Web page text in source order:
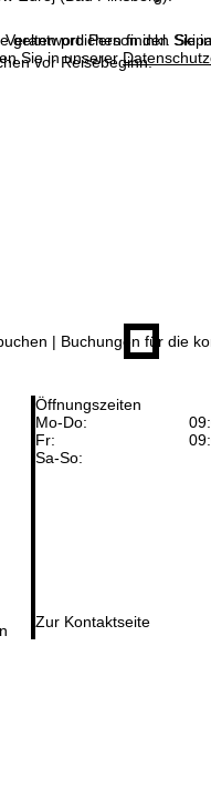
Verantwortlichen finden Sie
Sie in unserer
Öffnungszeiten
Mo-Do:
Fr:
Sa-So:
Zur Kontaktseite
gelten pro Person inkl.
vor Reisebeginn.
| Buchungen für die